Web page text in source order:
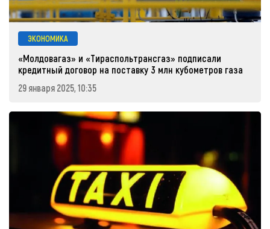
ЭКОНОМИКА
«Молдовагаз» и «Тираспольтрансгаз» подписали
кредитный договор на поставку 3 млн кубометров газа
29 января 2025, 10:35